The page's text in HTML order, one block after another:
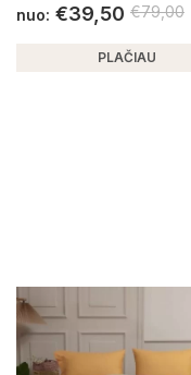
nuo: €39,50 €79,00
PLAČIAU